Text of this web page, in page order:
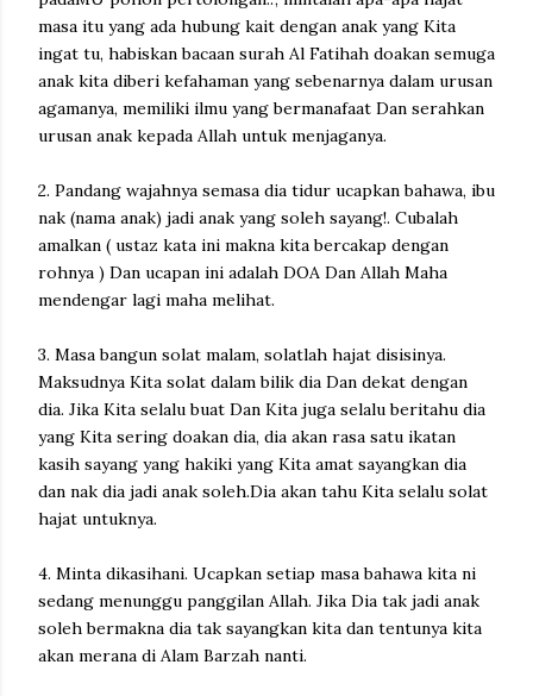
masa itu yang ada hubung kait dengan anak yang Kita
ingat tu, habiskan bacaan surah Al Fatihah doakan semuga
anak kita diberi kefahaman yang sebenarnya dalam urusan
agamanya, memiliki ilmu yang bermanafaat Dan serahkan
urusan anak kepada Allah untuk menjaganya.
2. Pandang wajahnya semasa dia tidur ucapkan bahawa, ibu
nak (nama anak) jadi anak yang soleh sayang!. Cubalah
amalkan ( ustaz kata ini makna kita bercakap dengan
rohnya ) Dan ucapan ini adalah DOA Dan Allah Maha
mendengar lagi maha melihat.
3. Masa bangun solat malam, solatlah hajat disisinya.
Maksudnya Kita solat dalam bilik dia Dan dekat dengan
dia. Jika Kita selalu buat Dan Kita juga selalu beritahu dia
yang Kita sering doakan dia, dia akan rasa satu ikatan
kasih sayang yang hakiki yang Kita amat sayangkan dia
dan nak dia jadi anak soleh.Dia akan tahu Kita selalu solat
hajat untuknya.
4. Minta dikasihani. Ucapkan setiap masa bahawa kita ni
sedang menunggu panggilan Allah. Jika Dia tak jadi anak
soleh bermakna dia tak sayangkan kita dan tentunya kita
akan merana di Alam Barzah nanti.